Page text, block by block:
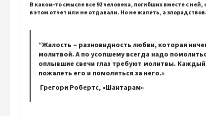
В каком-то смысле все 92 человека, погибших вместе с
в этом отчет или не отдавали. Но не жалеть, а
“Жалость – разновидность любви, которая
молитвой. А по усопшему всегда надо
оплывшие свечи глаз требуют молитвы.
пожалеть его и помолиться за него.»
Грегори Робертс, «Шантарам»